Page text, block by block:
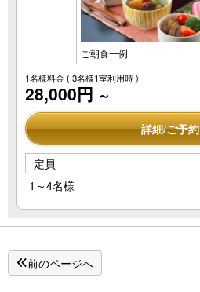
ご朝食一例
1名様料金( 3名様1室利用時 )
28,000円 ～
詳細/ご予約
定員
1～4名様
前のページへ